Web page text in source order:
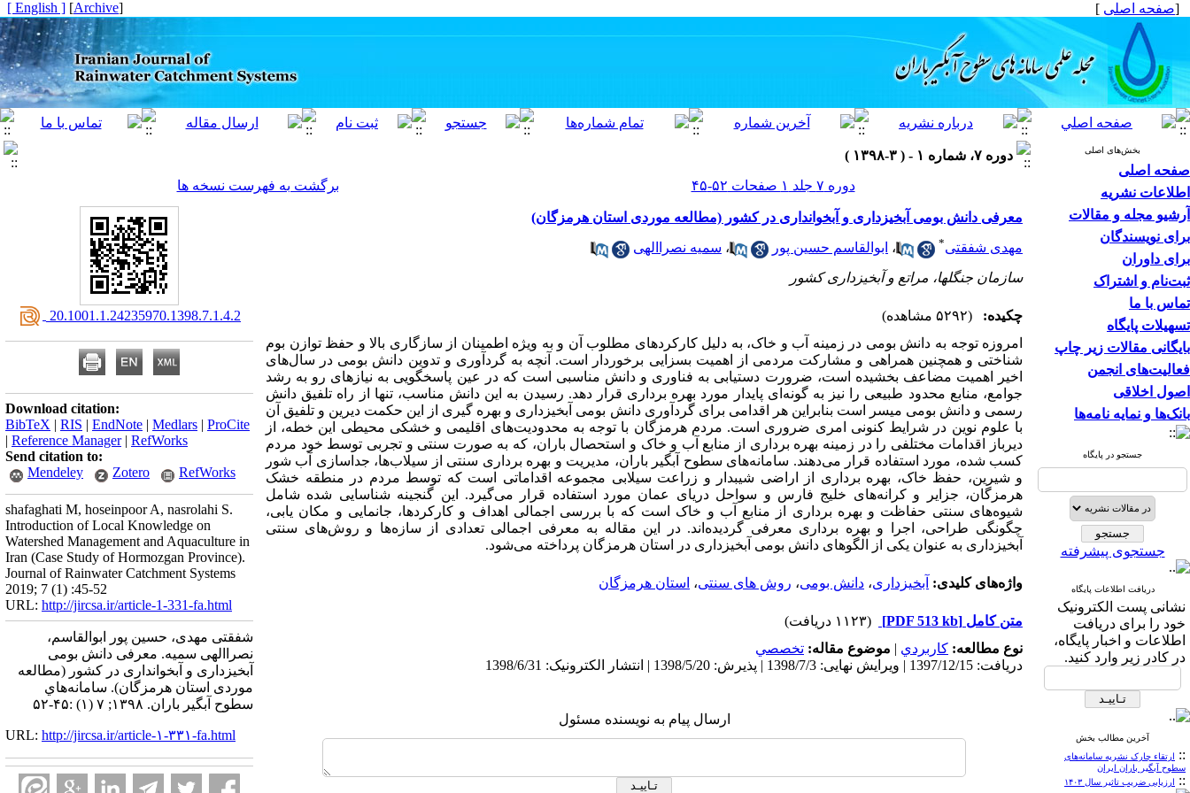
[صفحه اصلی ]
[
Archive
]
[ English ]
بخش‌های اصلی
صفحه اصلی
اطلاعات نشریه
آرشیو مجله و مقالات
برای نویسندگان
برای داوران
ثبت‌نام و اشتراک
تماس با ما
تسهیلات پایگاه
بایگانی مقالات زیر چاپ
فعالیت‌های انجمن
اصول اخلاقی
بانک‌ها و نمایه نامه‌ها
جستجو در پایگاه
جستجوی پیشرفته
دریافت اطلاعات پایگاه
نشانی پست الکترونیک
خود را برای دریافت
اطلاعات و اخبار پایگاه،
در کادر زیر وارد کنید.
آخرین مطالب بخش
:: ارتقاء چارک نشریه سامانه‌های
سطوح آبگیر باران ایران
:: ارزیابی ضریب تاثیر سال ۱۴۰۳
دوره ۷، شماره ۱ - ( ۳-۱۳۹۸ )
دوره ۷ جلد ۱ صفحات ۵۲-۴۵
برگشت به فهرست نسخه ها
معرفی دانش بومی آبخیزداری و آبخوانداری در کشور (مطالعه موردی استان هرمزگان)
مهدی شفقتی* ، ابوالقاسم حسین پور ، سمیه نصراالهی
سازمان جنگلها، مراتع و آبخیزداری کشور
چکیده:
(۵۲۹۲ مشاهده)
امروزه توجه به دانش بومی در زمینه آب و خاک، به دلیل کارکرد‌های مطلوب آن و به ویژه اطمینان از سازگاری بالا و حفظ توازن بوم
شناختی و همچنین همراهی و مشارکت مردمی از اهمیت بسزایی برخوردار است. آنچه به گردآوری و تدوین دانش بومی در سال‌های
اخیر اهمیت مضاعف بخشیده است، ضرورت دستیابی به فناوری و دانش مناسبی است که در عین پاسخگویی به نیاز‌های رو به رشد
جوامع، منابع محدود طبیعی را نیز به گونه‌ای پایدار مورد بهره برداری قرار دهد. رسیدن به این دانش مناسب، تنها از راه تلفیق دانش
رسمی و دانش بومی میسر است بنابراین هر اقدامی برای گردآوری دانش بومی آبخیزداری و بهره گیری از این حکمت دیرین و تلفیق آن
با علوم نوین در شرایط کنونی امری ضروری است. مردم هرمزگان با توجه به محدودیت‌‌های اقلیمی و خشکی محیطی این خطه، از
دیرباز اقدامات مختلفی را در زمینه بهره برداری از منابع آب و خاک و استحصال باران، که به صورت سنتی و تجربی توسط خود مردم
کسب شده، مورد استفاده قرار می‌دهند. سامانه‌‌های سطوح آبگیر باران، مدیریت و بهره برداری سنتی از سیلاب‌ها، جداسازی آب شور
و شیرین، حفظ خاک، بهره برداری از اراضی شیبدار و زراعت سیلابی مجموعه اقداماتی است که توسط مردم در منطقه خشک
هرمزگان، جزایر و کرانه‌‌های خلیج فارس و سواحل دریای عمان مورد استفاده قرار می‌گیرد. این گنجینه شناسایی شده شامل
شیوه‌‌های سنتی حفاظت و بهره برداری از منابع آب و خاک است که با بررسی اجمالی اهداف و کارکرد‌ها، جانمایی و مکان یابی،
چگونگی طراحی، اجرا و بهره برداری معرفی گردیده‌اند. در این مقاله به معرفی اجمالی تعدادی از سازه‌‌ها و روش‌‌های سنتی
آبخیزداری به عنوان یکی از الگو‌های دانش بومی آبخیزداری در استان هرمزگان پرداخته می‌شود.
واژه‌های کلیدی: آبخیزداری، دانش بومی، روش های سنتی، استان هرمزگان
متن کامل [PDF 513 kb]
(۱۱۲۳ دریافت)
نوع مطالعه: كاربردي | موضوع مقاله: تخصصي
دریافت: 1397/12/15 | ویرایش نهایی: 1398/7/3 | پذیرش: 1398/5/20 | انتشار الکترونیک: 1398/6/31
ارسال پیام به نویسنده مسئول
‎ 20.1001.1.24235970.1398.7.1.4.2
Download citation:
BibTeX | RIS | EndNote | Medlars | ProCite
| Reference Manager| RefWorks
Send citation to:
Mendeley
Zotero RefWorks
shafaghati M, hoseinpoor A, nasrolahi S.
Introduction of Local Knowledge on
Watershed Management and Aquaculture in
Iran (Case Study of Hormozgan Province).
Journal of Rainwater Catchment Systems
2019; 7 (1) :45-52
URL: http://jircsa.ir/article-1-331-fa.html
شفقتی مهدی، حسین پور ابوالقاسم،
نصراالهی سمیه. معرفی دانش بومی
آبخیزداری و آبخوانداری در کشور (مطالعه
موردی استان هرمزگان). سامانه‌هاي
سطوح آبگير باران. ۱۳۹۸; ۷ (۱) :۴۵-۵۲
URL: http://jircsa.ir/article-۱-۳۳۱-fa.html